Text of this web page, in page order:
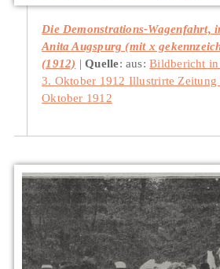
Die Demonstrations-Wagenfahrt,
Anita Augspurg (mit x
(1912)
Quelle: aus:Bildbericht
3. Oktober 1912 Illustrirte
Oktober 1912